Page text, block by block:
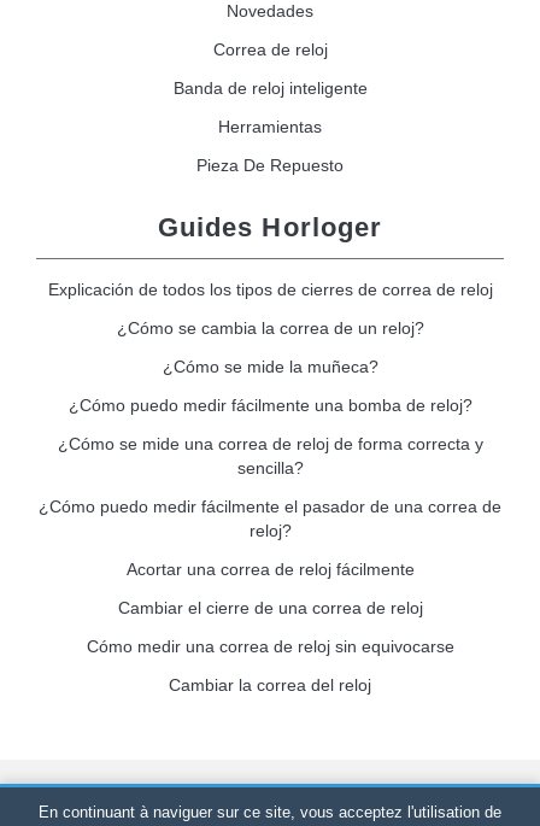
Novedades
Correa de reloj
Banda de reloj inteligente
Herramientas
Pieza De Repuesto
Guides Horloger
Explicación de todos los tipos de cierres de correa de reloj
¿Cómo se cambia la correa de un reloj?
¿Cómo se mide la muñeca?
¿Cómo puedo medir fácilmente una bomba de reloj?
¿Cómo se mide una correa de reloj de forma correcta y
sencilla?
¿Cómo puedo medir fácilmente el pasador de una correa de
reloj?
Acortar una correa de reloj fácilmente
Cambiar el cierre de una correa de reloj
Cómo medir una correa de reloj sin equivocarse
Cambiar la correa del reloj
Bracelet-de-montre.com © 2026Reservados todos los derechos
En continuant à naviguer sur ce site, vous acceptez l'utilisation de